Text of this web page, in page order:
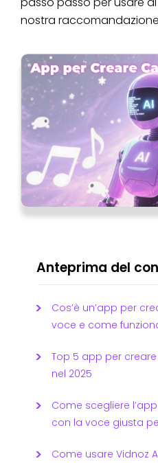
nostra
Anteprima del
Cos’è un’app per
voce e come
Top 5 app per
nel 2025
Come scegliere
con la voce giusta
Come usare Vidnoz